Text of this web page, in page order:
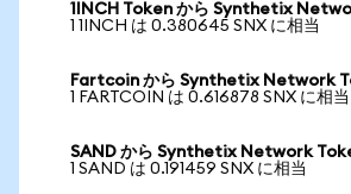
1INCH Token から Synthetix
1 1INCH は 0.380645 SNX に相当
Fartcoin から Synthetix Network
1 FARTCOIN は 0.616878 SNX に相当
SAND から Synthetix Network
1 SAND は 0.191459 SNX に相当